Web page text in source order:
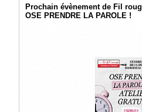
Prochain évènement de Fil
OSE PRENDRE LA PAROLE !